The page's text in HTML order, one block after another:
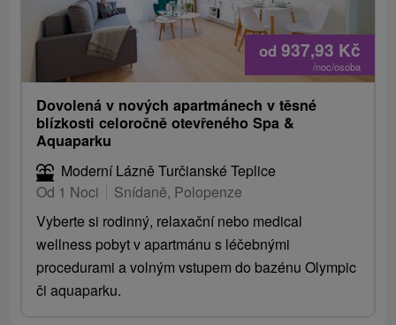
od 937,93 Kč
/noc/osoba
Dovolená v nových apartmánech v těsné
blízkosti celoročně otevřeného Spa &
Aquaparku
Moderní Lázně Turčianské Teplice
Od 1 Noci
Snídaně, Polopenze
Vyberte si rodinný, relaxační nebo medical
wellness pobyt v apartmánu s léčebnými
procedurami a volným vstupem do bazénu Olympic
či aquaparku.